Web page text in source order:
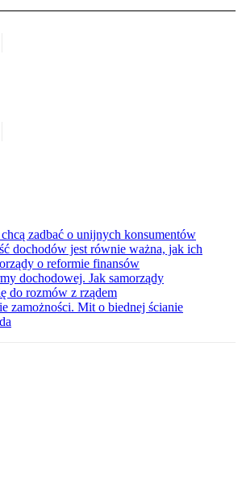
zadbać o unijnych konsumentów
dochodów jest równie ważna, jak ich
o reformie finansów
dochodowej. Jak samorządy
do rozmów z rządem
zamożności. Mit o biednej ścianie